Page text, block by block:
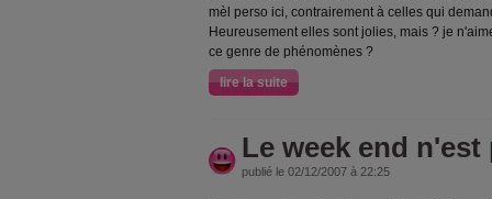
mèl perso ici, contrairement à celles qui
Heureusement elles sont jolies, mais ? je
ce genre de phénomènes ?
lire la suite
Le week end
publié le 02/12/2007 à 22:25